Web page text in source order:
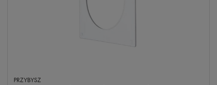
PRZYBYSZ